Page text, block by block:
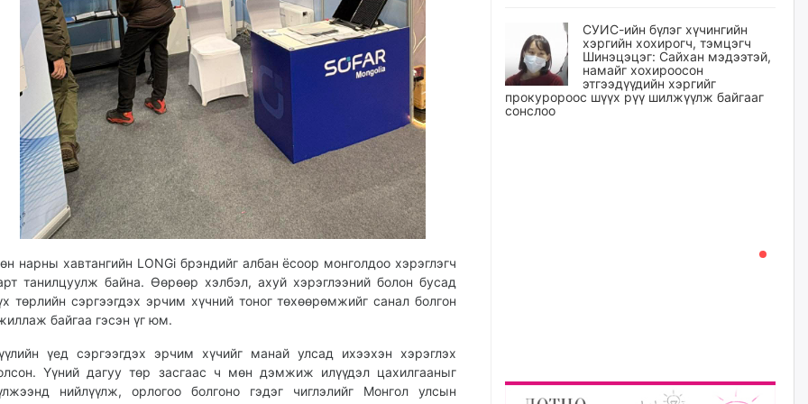
нарны хавтангийн LONGi брэндийг албан ёсоор монголдоо хэрэглэгч
танилцуулж байна. Өөрөөр хэлбэл, ахуй хэрэглээний болон бусад
төрлийн сэргээгдэх эрчим хүчний тоног төхөөрөмжийг санал болгон
байгаа гэсэн үг юм.
үед сэргээгдэх эрчим хүчийг манай улсад ихээхэн хэрэглэх
Үүний дагуу төр засгаас ч мөн дэмжиж илүүдэл цахилгааныг
нийлүүлж, орлогоо болгоно гэдэг чиглэлийг Монгол улсын
СУИС-ийн бүлэг хүчингийн
хэргийн хохирогч, тэмцэгч
Шинэцэцэг: Сайхан мэдээтэй,
намайг хохироосон
этгээдүүдийн хэргийг
прокуророос шүүх рүү шилжүүлж байгааг
сонслоо